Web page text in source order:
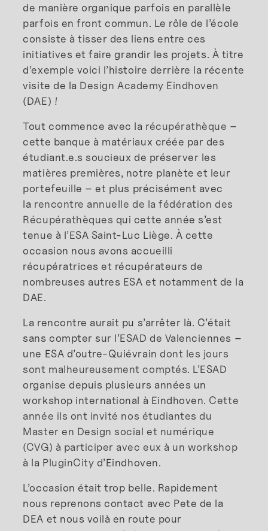
de manière organique parfois en parallèle
parfois en front commun. Le rôle de l’école
consiste à tisser des liens entre ces
initiatives et faire grandir les projets. À titre
d’exemple voici l’histoire derrière la récente
visite de la Design Academy Eindhoven
(DAE) !
Tout commence avec la récupérathèque –
cette banque à matériaux créée par des
étudiant.e.s soucieux de préserver les
matières premières, notre planète et leur
portefeuille – et plus précisément avec
la rencontre annuelle de la fédération des
Récupérathèques qui cette année s’est
tenue à l’ESA Saint-Luc Liège. À cette
occasion nous avons accueilli
récupératrices et récupérateurs de
nombreuses autres ESA et notamment de la
DAE.
La rencontre aurait pu s’arrêter là. C’était
sans compter sur l’ESAD de Valenciennes –
une ESA d’outre-Quiévraindont les jours
sont malheureusement comptés. L’ESAD
organise depuis plusieurs années un
workshop international à Eindhoven. Cette
année ils ont invité nos étudiantes du
Master en Design social et numérique
(CVG) à participer avec eux à un workshop
à la PluginCity d’Eindhoven.
L’occasion était trop belle. Rapidement
nous reprenons contact avec Pete de la
DEA et nous voilà en route pour